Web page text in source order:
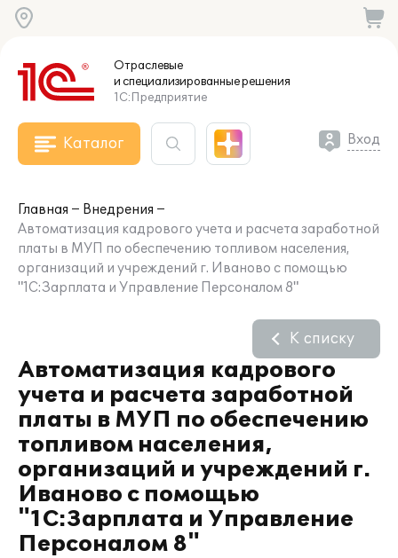
Отраслевые
и специализированныерешения
1С:Предприятие
Каталог Вход
Главная
Внедрения
Автоматизация кадрового учета и расчета заработной
платы в МУП по обеспечению топливом населения,
организаций и учреждений г. Иваново с помощью
"1С:Зарплата и Управление Персоналом 8"
Автоматизация кадрового
учета и расчета заработной
платы в МУП по обеспечению
топливом населения,
организаций и учреждений г.
Иваново с помощью
"1С:Зарплата и Управление
Персоналом 8"
К списку